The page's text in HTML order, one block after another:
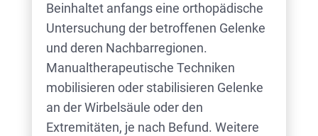
Beinhaltet anfangs eine orthopädische
Untersuchung der betroffenen Gelenke
und deren Nachbarregionen.
Manualtherapeutische Techniken
mobilisieren oder stabilisieren Gelenke
an der Wirbelsäule oder den
Extremitäten, je nach Befund. Weitere